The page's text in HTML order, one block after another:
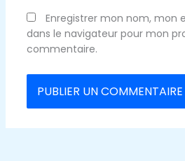
Enregistrer mon nom, mon
dans le navigateur pour mon
commentaire.